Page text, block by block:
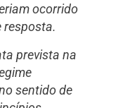
ocorrido
resposta.
prevista na
sentido de